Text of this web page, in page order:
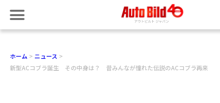
ホーム
ニュース
新型ACコブラ誕生 その中身は？ 昔みんなが憧れた伝説のACコブラ再来